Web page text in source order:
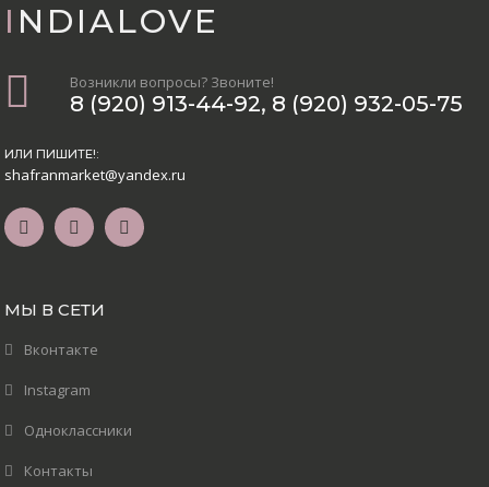
INDIALOVE
Возникли вопросы? Звоните!
8 (920) 913-44-92, 8 (920) 932-05-75
ИЛИ ПИШИТЕ!:
shafranmarket@yandex.ru
МЫ В СЕТИ
Вконтакте
Instagram
Одноклассники
Контакты